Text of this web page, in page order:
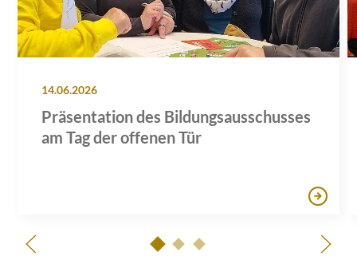
14.06.2026
Präsentation des Bildungsausschusses
am Tag der offenen Tür